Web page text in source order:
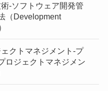
-ソフトウェア開発管
（Development
クトマネジメント-プ
ロジェクトマネジメン